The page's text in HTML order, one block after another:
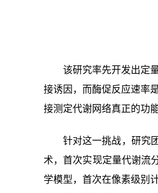
该研究率先开发出定
接诱因，而酶促反应速率
接测定代谢网络真正的功
针对这一挑战，研究
术，首次实现定量代谢流
学模型，首次在像素级别